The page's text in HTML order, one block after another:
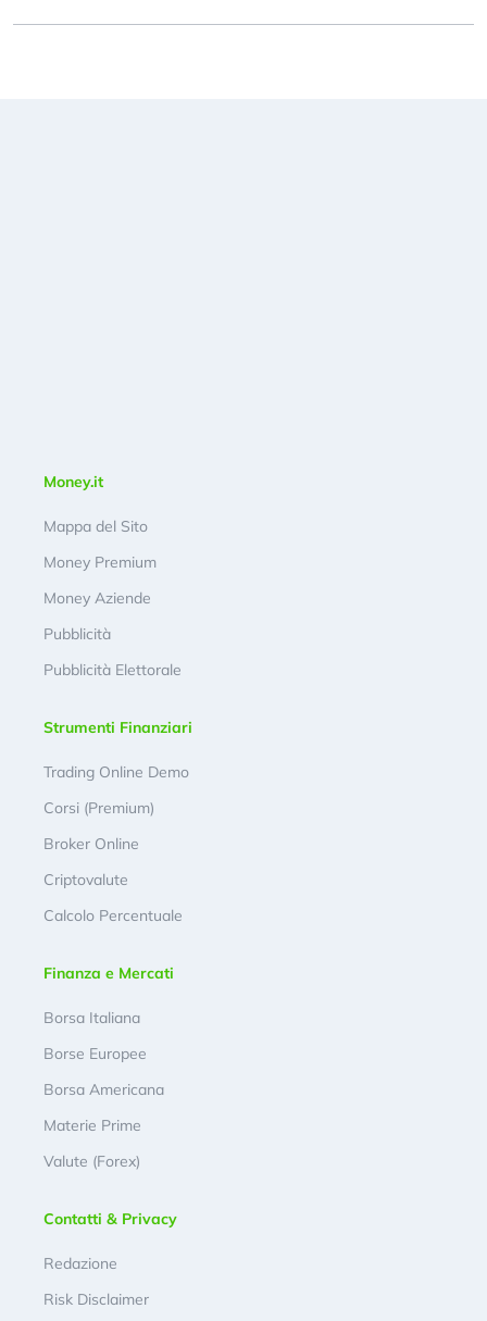
Money.it
Mappa del Sito
Money Premium
Money Aziende
Pubblicità
Pubblicità Elettorale
Strumenti Finanziari
Trading Online Demo
Corsi (Premium)
Broker Online
Criptovalute
Calcolo Percentuale
Finanza e Mercati
Borsa Italiana
Borse Europee
Borsa Americana
Materie Prime
Valute (Forex)
Contatti & Privacy
Redazione
Risk Disclaimer